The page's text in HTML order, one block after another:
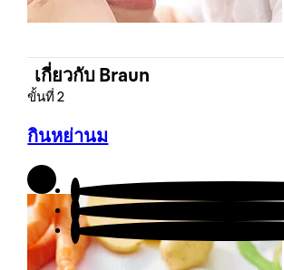
ขั้นที่ 2
กินหย่านม
ระบุสินค้าลอกเลียนแบบ
เกี่ยวกับ Braun